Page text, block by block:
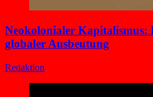
Neokolonialer Kapitalismus:
globaler Ausbeutung
Redaktion